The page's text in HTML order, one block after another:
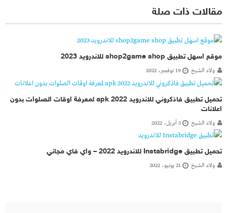
مقالات ذات صلة
موقع اسهل تطبيق shop2game shop للاندرويد 2023
ولاء الشيخ 19 نوفمبر، 2022
تحميل تطبيق فاذكروني للاندرويد apk 2022 لمعرفة اوقات الصلوات بدون
اعلانات
ولاء الشيخ 3 أبريل، 2022
تحميل تطبيق Instabridge للاندرويد 2022 – واي فاي مجاني
ولاء الشيخ 21 يونيو، 2022